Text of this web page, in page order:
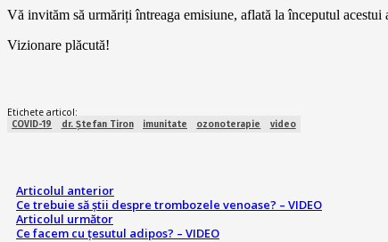
Vă invităm să urmăriți întreaga emisiune, aflată la începutul acestui
Vizionare plăcută!
Etichete articol:
COVID-19 dr. Ștefan Tiron imunitate ozonoterapie video
Articolul anterior
Ce trebuie să știi despre trombozele venoase? – VIDEO
Articolul următor
Ce facem cu țesutul adipos? – VIDEO